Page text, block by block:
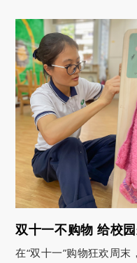
双十一不购物 给校
在“双十一”购物狂欢周